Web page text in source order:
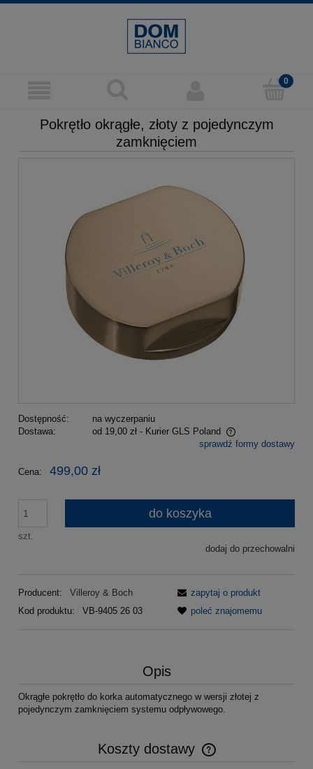
Pokrętło okrągłe, złoty z pojedynczym
zamknięciem
Dostępność:
na wyczerpaniu
Dostawa:
od 19,00 zł - Kurier GLS Poland
Cena nie zawiera ewentualnych kosztów płatnościsprawdź formy dostawy
Cena: 499,00 zł
szt.
do koszyka
dodaj do przechowalni
Producent:
Villeroy & Boch
Kod produktu:
VB-9405 26 03
zapytaj o produkt
poleć znajomemu
Opis
Okrągłe pokrętło do korka automatycznego w wersji złotej z
pojedynczym zamknięciem systemu odpływowego.
Koszty dostawy
Cena nie zawiera ewentualnych kosztów płatności